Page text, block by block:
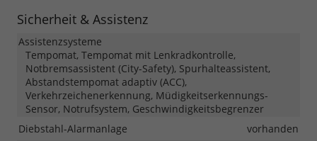
Sicherheit & Assistenz
Assistenzsysteme
Tempomat, Tempomat mit Lenkradkontrolle,
Notbremsassistent (City-Safety), Spurhalteassistent,
Abstandstempomat adaptiv (ACC),
Verkehrzeichenerkennung, Müdigkeitserkennungs-
Sensor, Notrufsystem, Geschwindigkeitsbegrenzer
Diebstahl-Alarmanlage
vorhanden